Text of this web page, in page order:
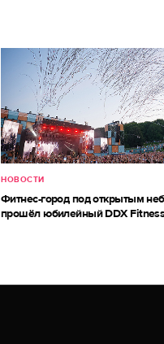
НОВОСТИ
Фитнес-город под открытым
прошёл юбилейный DDX Fitness